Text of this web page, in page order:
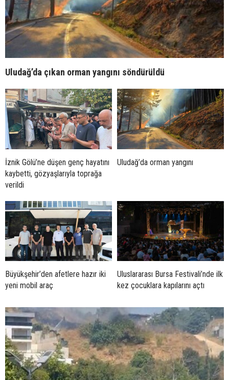
Uludağ’da çıkan orman yangını söndürüldü
İznik Gölü’ne düşen genç hayatını
kaybetti, gözyaşlarıyla toprağa
verildi
Uludağ’da orman yangını
Büyükşehir’den afetlere hazır iki
yeni mobil araç
Uluslararası Bursa Festivali’nde ilk
kez çocuklara kapılarını açtı